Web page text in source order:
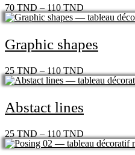
70TND–110TND
Graphic shapes
25TND–110TND
Abstact lines
25TND–110TND